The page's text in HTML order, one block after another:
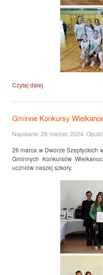
Czytaj dalej
Gminne Konkursy
Napisane:26 marzec 2024 .
26 marca w Dworze Szeptyckich
Gminnych Konkursów
uczniów naszej szkoły.